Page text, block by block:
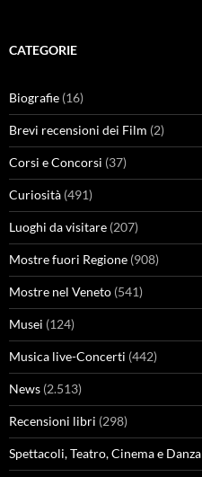
CATEGORIE
Biografie (16)
Brevi recensioni dei Film (2)
Corsi e Concorsi (37)
Curiosità (491)
Luoghi da visitare (207)
Mostre fuori Regione (908)
Mostre nel Veneto (541)
Musei (124)
Musica live-Concerti (442)
News (2.513)
Recensioni libri (298)
Spettacoli, Teatro, Cinema e Danza